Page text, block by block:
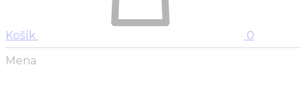
Košík
0
Mena